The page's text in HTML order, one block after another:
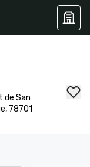
de San
78701